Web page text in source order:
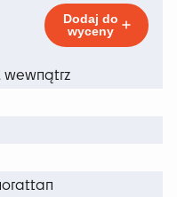
Dodaj do
wyceny
wewnątrz